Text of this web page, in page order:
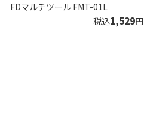
FDマルチツール FMT-01L
税込1,529円